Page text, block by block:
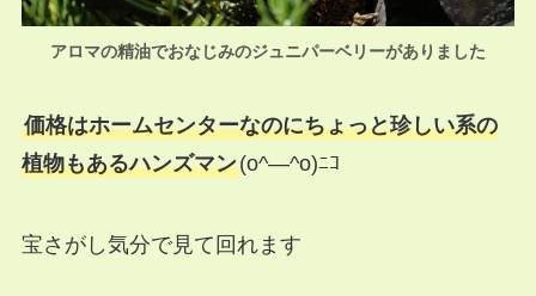
アロマの精油でおなじみのジュニパーベリーがありました
価格はホームセンターなのにちょっと珍しい系の
植物もあるハンズマン(o^―^o)ﾆｺ
宝さがし気分で見て回れます